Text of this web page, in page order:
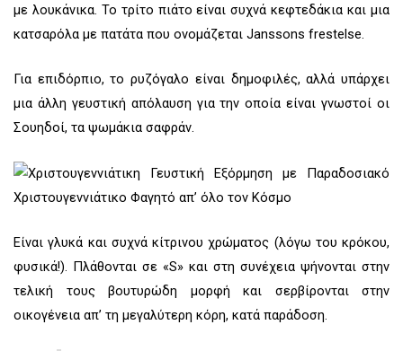
με λουκάνικα. Το τρίτο πιάτο είναι συχνά κεφτεδάκια και μια
κατσαρόλα με πατάτα που ονομάζεται Janssons frestelse.
Για επιδόρπιο, το ρυζόγαλο είναι δημοφιλές, αλλά υπάρχει
μια άλλη γευστική απόλαυση για την οποία είναι γνωστοί οι
Σουηδοί, τα ψωμάκια σαφράν.
Είναι γλυκά και συχνά κίτρινου χρώματος (λόγω του κρόκου,
φυσικά!). Πλάθονται σε «S» και στη συνέχεια ψήνονται στην
τελική τους βουτυρώδη μορφή και σερβίρονται στην
οικογένεια απ’ τη μεγαλύτερη κόρη, κατά παράδοση.